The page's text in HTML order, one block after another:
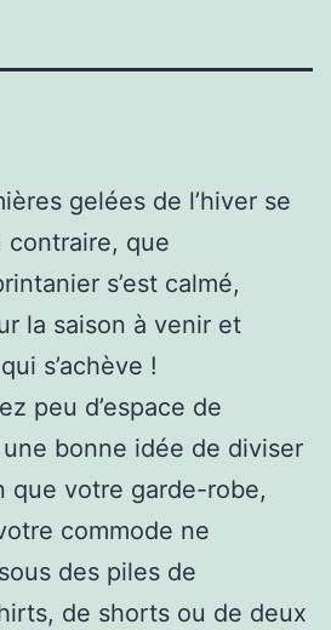
gelées de l’hiver se
que
s’est calmé,
la saison à venir et
s’achève !
peu d’espace de
une bonne idée de diviser
que votre garde-robe,
commode ne
des piles de
de shorts ou de deux